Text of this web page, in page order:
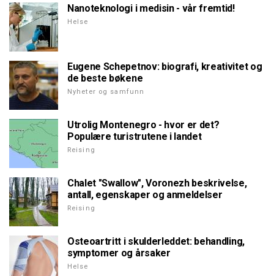
Nanoteknologi i medisin - vår fremtid!
Helse
Eugene Schepetnov: biografi, kreativitet og
de beste bøkene
Nyheter og samfunn
Utrolig Montenegro - hvor er det?
Populære turistrutene i landet
Reising
Chalet "Swallow", Voronezh beskrivelse,
antall, egenskaper og anmeldelser
Reising
Osteoartritt i skulderleddet: behandling,
symptomer og årsaker
Helse